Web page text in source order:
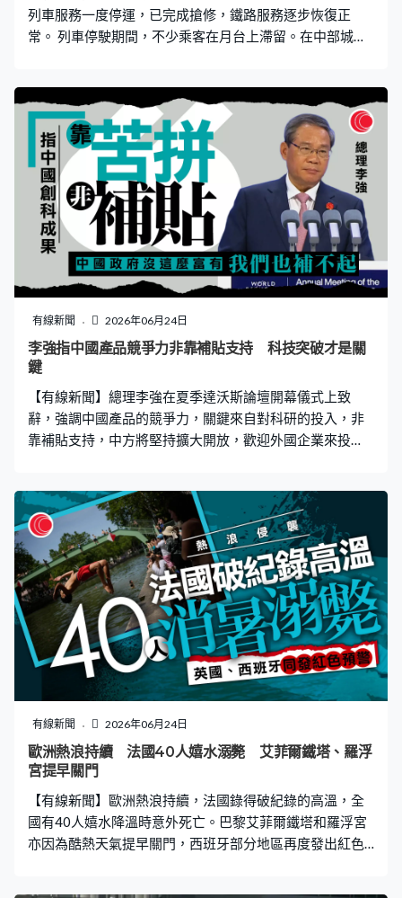
列車服務一度停運，已完成搶修，鐵路服務逐步恢復正
常。 列車停駛期間，不少乘客在月台上滯留。在中部城市
全國範圍訊號中斷，導致德國人口第一大州北萊茵威斯特
法倫在內的所有列車一度停駛，而首都柏林和漢堡等城市
鐵路和火車服務亦受到影響，所有列車都停靠在月台。 故
障持續將近兩個半小時，經過搶修後已逐步恢復，但部分
線路仍有延誤或取消。公司就事件向乘客致歉，承諾向受
影響的人發放的士和酒店現金券，並會在可行的情況下提
供替代交通工具，但就未有透露故障原因。
有線新聞 2026年06月24日
李強指中國產品競爭力非靠補貼支持 科技突破才是關
鍵
【有線新聞】總理李強在夏季達沃斯論壇開幕儀式上致
辭，強調中國產品的競爭力，關鍵來自對科研的投入，非
靠補貼支持，中方將堅持擴大開放，歡迎外國企業來投
加霜，但中國經濟保持一個「穩」字，第二季度保持良好
運行態勢，中國有信心有能力，將十五五開局保持好、發
展好，期望與各國合作共贏。「中國與世界融合發展，從
來不是權宜之計，而是順應歷史潮流，根植於自身發展理
念的戰略之舉，中國從來不追求獨行自派，而是致力於同
各國合作共贏，眾行致遠。」 他指中國近年靠苦拼，取得
大批創科成果，包括人工智能、新材料電動電池，推動了
中國經濟發展，強調中國產品競爭力，非靠補貼支持。總
理李強：「這些科技的突破，這才是中國產品競爭力的關
鍵，而不是現在有個別人士所說，中國的產品有競爭力，
主要是中國政府靠補貼，不是這樣，中國政府還沒有這麼
富有，我們也補不起，主要是靠我們的，中國的大規模市
場，去幫我們的新產品，用起來活起來。」 李強又指包括
入都沒有動搖，去年全國基礎研究經費比重超過7%，
有線新聞 2026年06月24日
歐洲熱浪持續 法國40人嬉水溺斃 艾菲爾鐵塔、羅浮
宮提早關門
【有線新聞】歐洲熱浪持續，法國錄得破紀錄的高溫，全
國有40人嬉水降溫時意外死亡。巴黎艾菲爾鐵塔和羅浮宮
亦因為酷熱天氣提早關門，西班牙部分地區再度發出紅色